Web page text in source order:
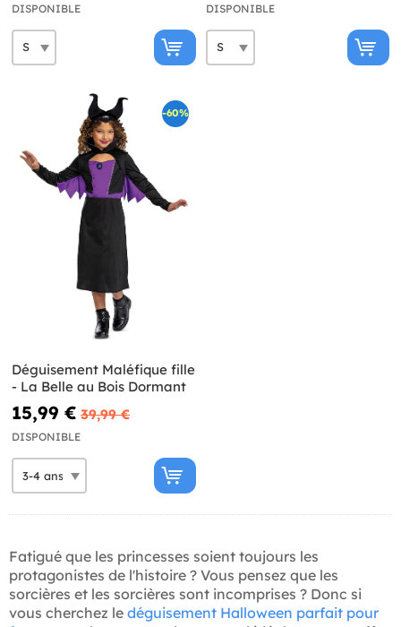
DISPONIBLE DISPONIBLE
-60%
Déguisement Maléfique fille
- La Belle au Bois Dormant
15,99 € 39,99 €
DISPONIBLE
Fatigué que les princesses soient toujours les
protagonistes de l'histoire ? Vous pensez que les
sorcières et les sorcières sont incomprises ? Donc si
vous cherchez le déguisement Halloween parfait pour